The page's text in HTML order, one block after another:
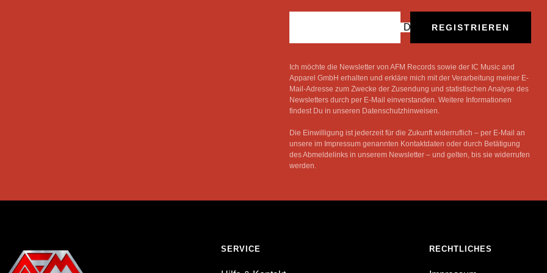
Deine E-MailREGISTRIEREN
Ich möchte die Newsletter von AFM Records sowie der IC Music and
Apparel GmbH erhalten und erkläre mich mit der Verarbeitung meiner E-
Mail-Adresse zum Zwecke der Zusendung und statistischen Analyse des
Newsletters durch per E-Mail einverstanden. Weitere Informationen
findest Du in unseren Datenschutzhinweisen.
Die Einwilligung ist jederzeit für die Zukunft widerruflich – per E-Mail an
unsere im Impressum genannten Kontaktdaten oder durch Betätigung
des Abmeldelinks in unserem Newsletter – und gelten, bis sie widerrufen
werden.
SERVICE RECHTLICHES